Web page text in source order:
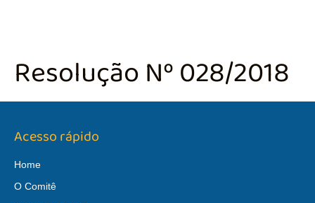
Resolução Nº 028/2018
Acesso rápido
Home
O Comitê